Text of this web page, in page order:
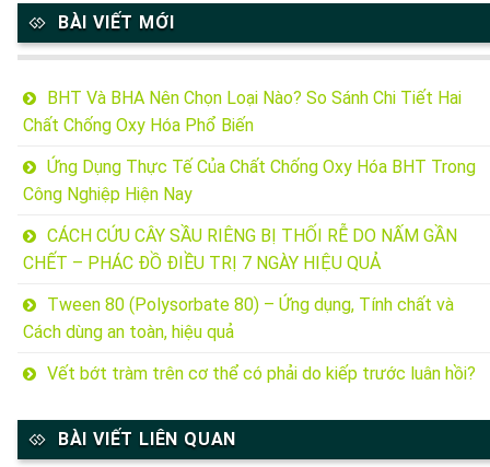
BÀI VIẾT MỚI
BHT Và BHA Nên Chọn Loại Nào? So Sánh Chi Tiết Hai
Chất Chống Oxy Hóa Phổ Biến
Ứng Dụng Thực Tế Của Chất Chống Oxy Hóa BHT Trong
Công Nghiệp Hiện Nay
CÁCH CỨU CÂY SẦU RIÊNG BỊ THỐI RỄ DO NẤM GẦN
CHẾT – PHÁC ĐỒ ĐIỀU TRỊ 7 NGÀY HIỆU QUẢ
Tween 80 (Polysorbate 80) – Ứng dụng, Tính chất và
Cách dùng an toàn, hiệu quả
Vết bớt tràm trên cơ thể có phải do kiếp trước luân hồi?
BÀI VIẾT LIÊN QUAN